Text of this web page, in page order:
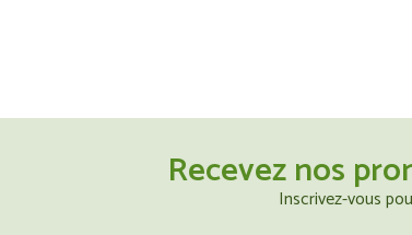
Recevez nos
Inscrivez-vous